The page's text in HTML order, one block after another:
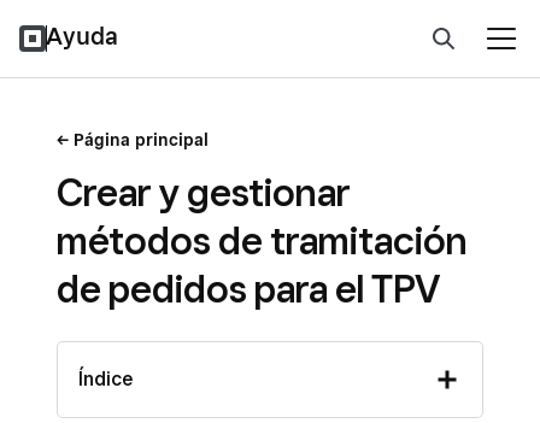
Ayuda
Página principal
Crear y gestionar
métodos de tramitación
de pedidos para el TPV
Índice